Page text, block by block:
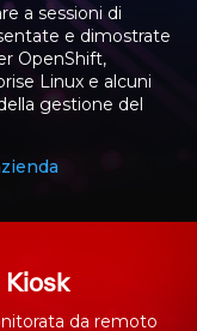
a sessioni di
e dimostrate
OpenShift,
Linux e alcuni
gestione del
da remoto